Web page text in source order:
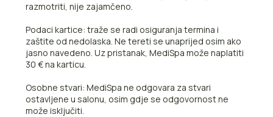
razmotriti, nije zajamčeno.
Podaci kartice: traže se radi osiguranja termina i
zaštite od nedolaska. Ne tereti se unaprijed osim ako
jasno navedeno. Uz pristanak, MediSpa može naplatiti
30 € na karticu.
Osobne stvari: MediSpa ne odgovara za stvari
ostavljene u salonu, osim gdje se odgovornost ne
može isključiti.